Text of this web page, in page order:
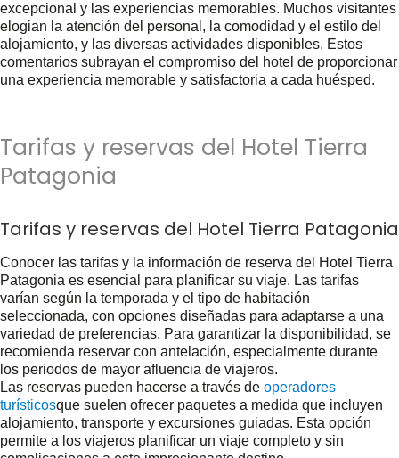
excepcional y las experiencias memorables. Muchos visitantes
elogian la atención del personal, la comodidad y el estilo del
alojamiento, y las diversas actividades disponibles. Estos
comentarios subrayan el compromiso del hotel de proporcionar
una experiencia memorable y satisfactoria a cada huésped.
Tarifas y reservas del Hotel Tierra
Patagonia
Tarifas y reservas del Hotel Tierra Patagonia
Conocer las tarifas y la información de reserva del Hotel Tierra
Patagonia es esencial para planificar su viaje. Las tarifas
varían según la temporada y el tipo de habitación
seleccionada, con opciones diseñadas para adaptarse a una
variedad de preferencias. Para garantizar la disponibilidad, se
recomienda reservar con antelación, especialmente durante
los periodos de mayor afluencia de viajeros.
Las reservas pueden hacerse a través de operadores
turísticosque suelen ofrecer paquetes a medida que incluyen
alojamiento, transporte y excursiones guiadas. Esta opción
permite a los viajeros planificar un viaje completo y sin